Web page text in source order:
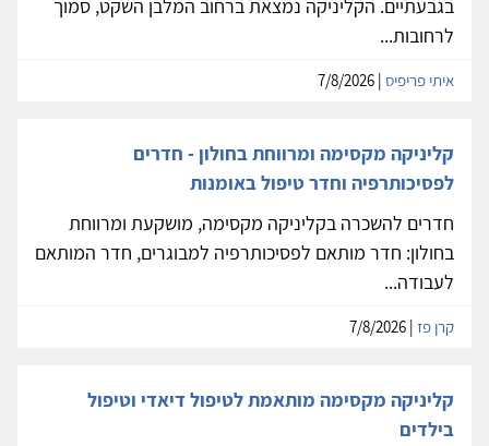
בגבעתיים. הקליניקה נמצאת ברחוב המלבן השקט, סמוך
לרחובות...
איתי פריפיס
קליניקה מקסימה ומרווחת בחולון - חדרים
לפסיכותרפיה וחדר טיפול באומנות
חדרים להשכרה בקליניקה מקסימה, מושקעת ומרווחת
בחולון: חדר מותאם לפסיכותרפיה למבוגרים, חדר המותאם
לעבודה...
קרן פז
קליניקה מקסימה מותאמת לטיפול דיאדי וטיפול
בילדים